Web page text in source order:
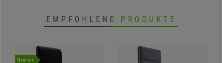
EMPFOHLENE PRODUKTE
Neuheit